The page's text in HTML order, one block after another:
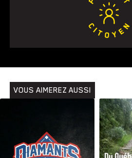
VOUS AIMEREZ AUSSI